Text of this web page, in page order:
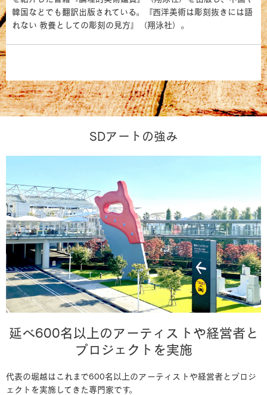
韓国などでも翻訳出版されている。『西洋美術は彫刻抜きには語
れない 教養としての彫刻の見方』（翔泳社）。
SDアートの強み
延べ600名以上のアーティストや経営者と
プロジェクトを実施
代表の堀越はこれまで600名以上のアーティストや経営者とプロジ
ェクトを実施してきた専門家です。